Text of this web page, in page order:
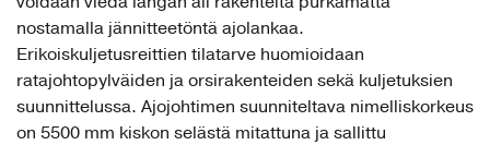
nostamalla jännitteetöntä ajolankaa.
Erikoiskuljetusreittien tilatarve huomioidaan
ratajohtopylväiden ja orsirakenteiden sekä kuljetuksien
suunnittelussa. Ajojohtimen suunniteltava nimelliskorkeus
on 5500 mm kiskon selästä mitattuna ja sallittu